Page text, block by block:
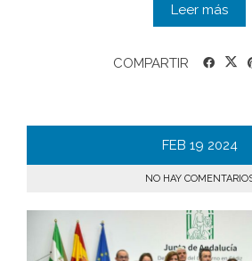
Leer más
COMPARTIR
FEB 19 2024
NO HAY